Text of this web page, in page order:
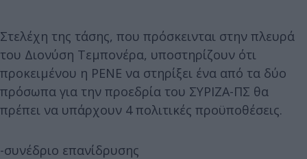
Στελέχη της τάσης, που πρόσκεινται στην πλευρά
του Διονύση Τεμπονέρα, υποστηρίζουν ότι
προκειμένου η ΡΕΝΕ να στηρίξει ένα από τα δύο
πρόσωπα για την προεδρία του ΣΥΡΙΖΑ-ΠΣ θα
πρέπει να υπάρχουν 4 πολιτικές προϋποθέσεις.
-συνέδριο επανίδρυσης